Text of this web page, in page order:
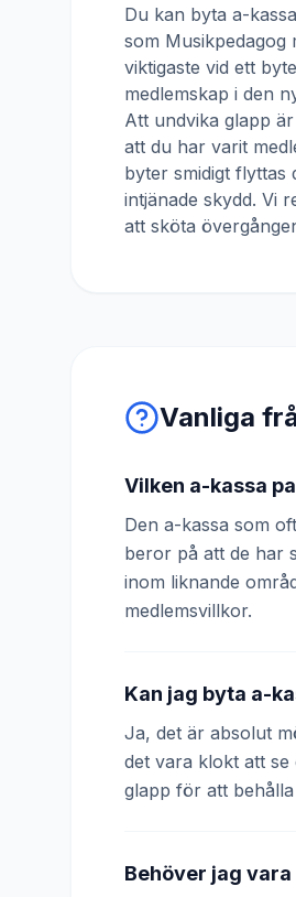
Du kan byta a-
som Musikpedagog
viktigaste vid ett
medlemskap i den
Att undvika glapp
att du har varit
byter smidigt flyttas
intjänade skydd. Vi
att sköta
Vanliga
Vilken a-kassa
Den a-kassa som
beror på att de har
inom liknande
medlemsvillkor.
Kan jag byta a-
Ja, det är absolut
det vara klokt att
glapp för att behålla
Behöver jag